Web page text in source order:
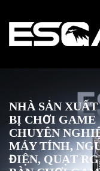
NHÀ SẢN
BỊ CHƠI GAME
CHUYÊN
MÁY TÍNH,
ĐIỆN, QUẠT